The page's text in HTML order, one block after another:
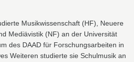
Musikwissenschaft (HF), Neuere
Mediävistik (NF) an der Universität
des DAAD für Forschungsarbeiten in
Weiteren studierte sie Schulmusik an